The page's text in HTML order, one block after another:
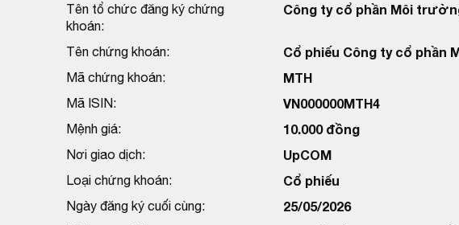
Tên tổ chức đăng ký chứng
khoán:
Công ty cổ phần Môi
Tên chứng khoán: Cổ phiếu Công ty cổ phần
Mã chứng khoán: MTH
Mã ISIN: VN000000MTH4
Mệnh giá: 10.000 đồng
Nơi giao dịch: UpCOM
Loại chứng khoán: Cổ phiếu
Ngày đăng ký cuối cùng: 25/05/2026